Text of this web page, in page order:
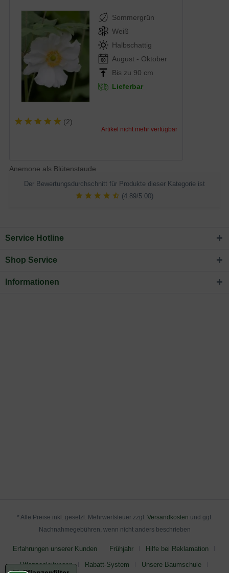
Sommergrün
Weiß
Halbschattig
August - Oktober
Bis zu 90 cm
Lieferbar
(2)
Artikel nicht mehr verfügbar
Anemone als Blütenstaude
Der Bewertungsdurchschnitt für Produkte dieser Kategorie ist
(4.89/5.00)
Service Hotline
Shop Service
Informationen
* Alle Preise inkl. gesetzl. Mehrwertsteuer zzgl. Versandkosten und ggf.
Nachnahmegebühren, wenn nicht anders beschrieben
Erfahrungen unserer Kunden Frühjahr Hilfe bei Reklamation
Pflanzanleitungen Rabatt-System Unsere Baumschule